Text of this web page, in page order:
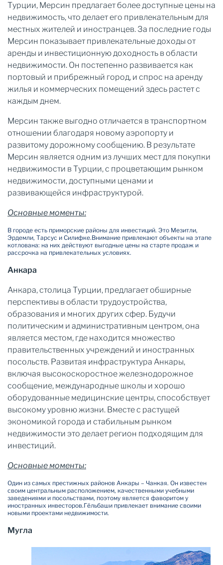
Турции, Мерсин предлагает более доступные цены на
недвижимость, что делает его привлекательным для
местных жителей и иностранцев. За последние годы
Мерсин показывает привлекательные доходы от
аренды и инвестиционную доходность в области
недвижимости. Он постепенно развивается как
портовый и прибрежный город, и спрос на аренду
жилья и коммерческих помещений здесь растет с
каждым днем.
Мерсин также выгодно отличается в транспортном
отношении благодаря новому аэропорту и
развитому дорожному сообщению. В результате
Мерсин является одним из лучших мест для покупки
недвижимости в Турции, с процветающим рынком
недвижимости, доступными ценами и
развивающейся инфраструктурой.
Основные моменты:
В городе есть приморские районы для инвестиций. Это Мезитли,
Эрдемли, Тарсус и Силифке.Внимание привлекают объекты на этапе
котлована: на них действуют выгодные цены на старте продаж и
рассрочка на привлекательных условиях.
Анкара
Анкара, столица Турции, предлагает обширные
перспективы в области трудоустройства,
образования и многих других сфер. Будучи
политическим и административным центром, она
является местом, где находится множество
правительственных учреждений и иностранных
посольств. Развитая инфраструктура Анкары,
включая высокоскоростное железнодорожное
сообщение, международные школы и хорошо
оборудованные медицинские центры, способствует
высокому уровню жизни. Вместе с растущей
экономикой города и стабильным рынком
недвижимости это делает регион подходящим для
инвестиций.
Основные моменты:
Один из самых престижных районов Анкары – Чанкая. Он известен
своим центральным расположением, качественными учебными
заведениями и посольствами, поэтому является фаворитом у
иностранных инвесторов.Гёльбаши привлекает внимание своими
новыми проектами недвижимости.
Мугла